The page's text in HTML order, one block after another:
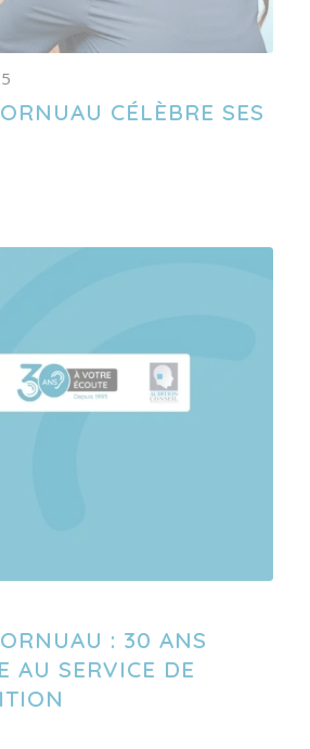
CÉLÈBRE SES
: 30 ANS
AU SERVICE DE